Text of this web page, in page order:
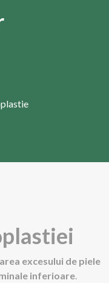
excesului de piele
inferioare.